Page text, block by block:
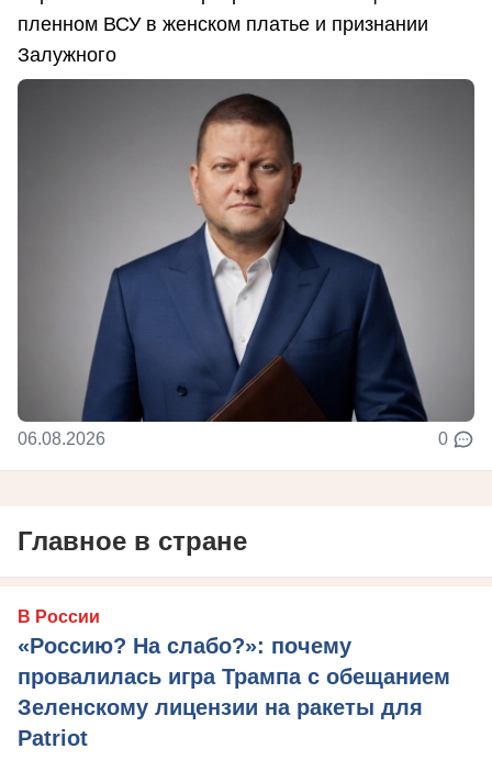
пленном ВСУ в женском платье и признании
Залужного
06.08.2026 0
Главное в стране
В России
«Россию? На слабо?»: почему
провалилась игра Трампа с обещанием
Зеленскому лицензии на ракеты для
Patriot